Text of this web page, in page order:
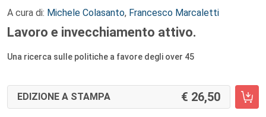
A cura di: Michele Colasanto, Francesco Marcaletti
Lavoro e invecchiamento attivo.
Una ricerca sulle politiche a favore degli over 45
EDIZIONE A STAMPA 26,50